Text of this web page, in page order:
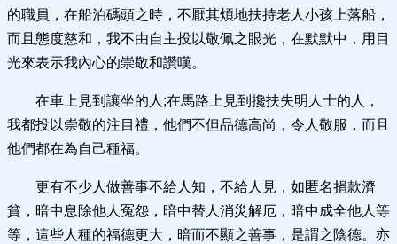
的職員，在船泊碼頭之時，不厭其煩地扶持老人小孩上落船，
而且態度慈和，我不由自主投以敬佩之眼光，在默默中，用目
光來表示我內心的崇敬和讚嘆。
在車上見到讓坐的人;在馬路上見到攙扶失明人士的人，
我都投以崇敬的注目禮，他們不但品德高尚，令人敬服，而且
他們都在為自己種福。
更有不少人做善事不給人知，不給人見，如匿名捐款濟
貧，暗中息除他人冤怨，暗中替人消災解厄，暗中成全他人等
等，這些人種的福德更大，暗而不顯之善事，是謂之陰德。亦